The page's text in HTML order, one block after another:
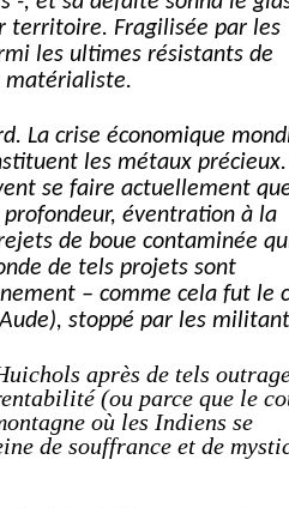
territoire. Fragilisée par les
les ultimes résistants de
matérialiste.
La crise économique
les métaux
se faire actuellement
profondeur, éventration à la
de boue contaminée
de tels projets sont
– comme cela fut le
stoppé par les
après de tels
(ou parce que le
où les Indiens se
de souffrance et de